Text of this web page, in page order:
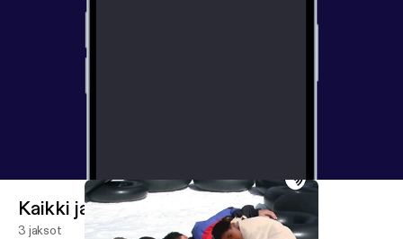
Kaikki jaksot
3 jaksot